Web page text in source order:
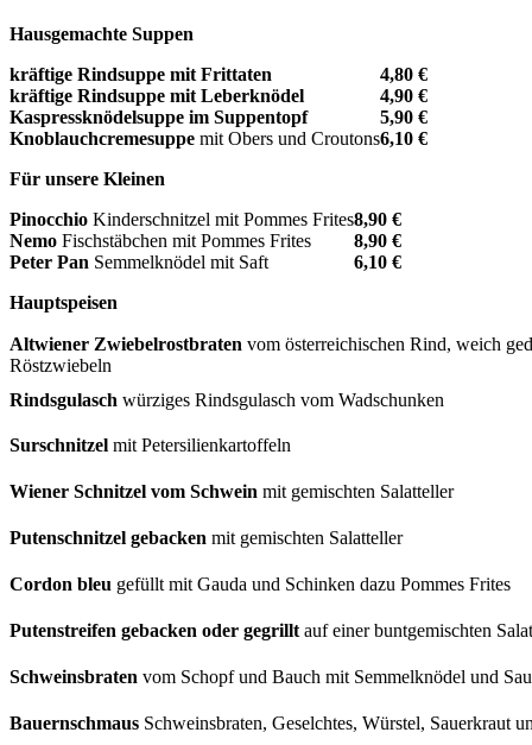
Hausgemachte Suppen
kräftige Rindsuppe mit Frittaten
4,80 €
kräftige Rindsuppe mit Leberknödel
4,90 €
Kaspressknödelsuppe im Suppentopf
5,90 €
Knoblauchcremesuppe mit Obers und Croutons6,10 €
Für unsere Kleinen
Pinocchio Kinderschnitzel mit Pommes Frites8,90 €
Nemo Fischstäbchen mit Pommes Frites
8,90 €
Peter Pan Semmelknödel mit Saft
6,10 €
Hauptspeisen
Altwiener Zwiebelrostbraten vom österreichischen Rind, weich
Röstzwiebeln
Rindsgulasch würziges Rindsgulasch vom Wadschunken
Surschnitzel mit Petersilienkartoffeln
Wiener Schnitzel vom Schwein mit gemischten Salatteller
Putenschnitzel gebacken mit gemischten Salatteller
Cordon bleu gefüllt mit Gauda und Schinken dazu Pommes Frites
Putenstreifen gebacken oder gegrillt auf einer buntgemischten
Schweinsbraten vom Schopf und Bauch mit Semmelknödel und
Bauernschmaus Schweinsbraten, Geselchtes, Würstel, Sauerkraut